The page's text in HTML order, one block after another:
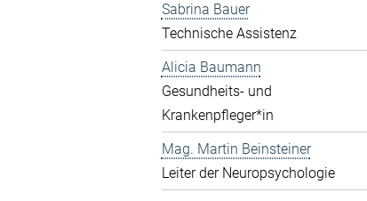
Sabrina Bauer
Technische Assistenz
Alicia Baumann
Gesundheits- und
Krankenpfleger*in
Mag. Martin Beinsteiner
Leiter der Neuropsychologie